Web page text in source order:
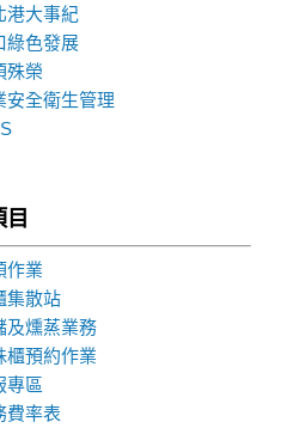
港大事紀
綠色發展
殊榮
安全衛生管理
作業
集散站
及燻蒸業務
櫃預約作業
專區
費率表